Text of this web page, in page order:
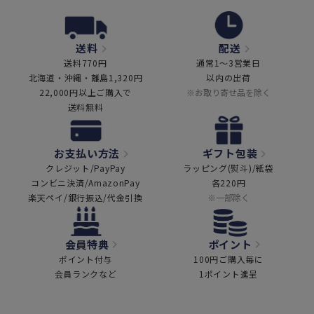
送料
送料770円
北海道・沖縄・離島1,320円
22,000円以上ご購入で
送料無料
配送
通常1～3営業日
以内の出荷
※お取り寄せ品を除く
お支払い方法
クレジット/PayPay
コンビニ決済/AmazonPay
楽天ペイ/銀行振込/代金引換
ギフト包装
ラッピング(熨斗)/紙袋
各220円
※一部除く
会員特典
ポイント付与
会員ランクなど
ポイント
100円ご購入毎に
1ポイント進呈